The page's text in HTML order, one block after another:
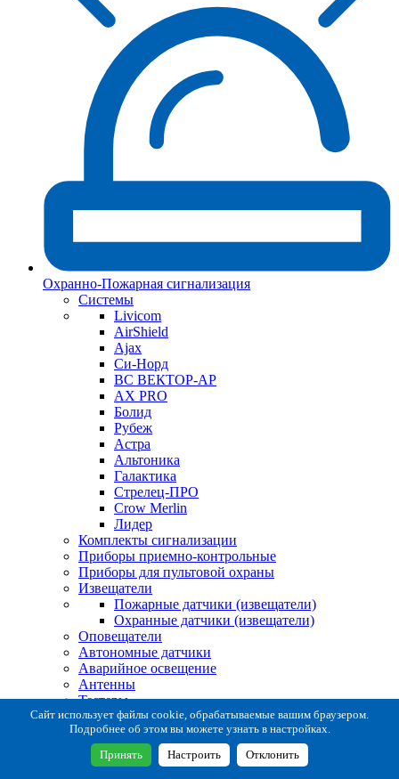
Охранно-Пожарная сигнализация
Системы
Livicom
AirShield
Ajax
Си-Норд
ВС ВЕКТОР-АР
AX PRO
Болид
Рубеж
Астра
Альтоника
Галактика
Стрелец-ПРО
Crow Merlin
Лидер
Комплекты сигнализации
Приборы приемно-контрольные
Приборы для пультовой охраны
Извещатели
Пожарные датчики (извещатели)
Охранные датчики (извещатели)
Оповещатели
Автономные датчики
Аварийное освещение
Антенны
Тестеры
Система сбора извещений
Расходные и монтажные материалы
Коробки коммутационные
Кронштейны для извещателей
Сайт использует файлы cookie, обрабатываемые вашим браузером.
Подробнее об этом вы можете узнать в настройках.
Принять Настроить Отклонить